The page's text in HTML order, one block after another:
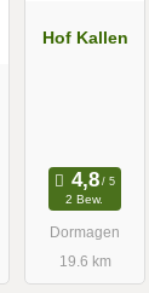
Hof Kallen
2 Bew.
Dormagen
19.6 km